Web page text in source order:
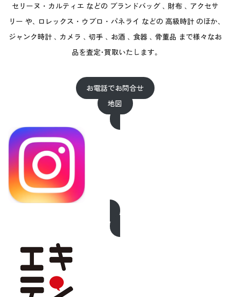
セリーヌ ･ カルティエ などの ブランドバッグ ､ 財布 ､ アクセサ
リー や､ ロレックス ･ ウブロ ･ パネライ などの 高級時計 のほか､
ジャンク時計 ､ カメラ ､ 切手 ､ お酒 ､ 食器 ､ 骨董品 まで様々なお
品を査定･買取いたします｡
お電話でお問合せ
地図